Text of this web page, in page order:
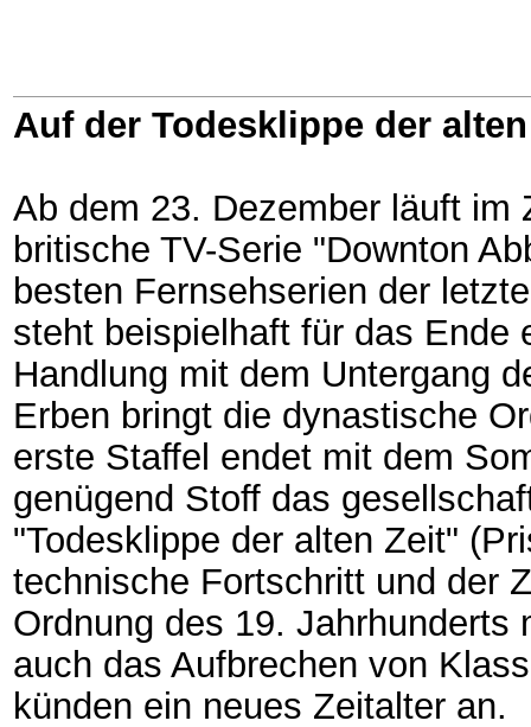
Auf der Todesklippe der
Ab dem 23. Dezember läuft im
britische TV-Serie "Downton
besten Fernsehserien der
steht beispielhaft für das Ende
Handlung mit dem Untergang
Erben bringt die dynastische
erste Staffel endet mit dem
genügend Stoff das
"Todesklippe der alten Zeit"
technische Fortschritt und der
Ordnung des 19. Jahrhunderts
auch das Aufbrechen von
künden ein neues Zeitalter an.